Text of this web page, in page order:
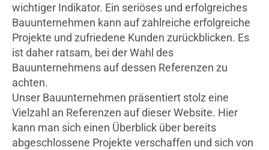
wichtiger Indikator. Ein seriöses und erfolgreiches
Bauunternehmen kann auf zahlreiche erfolgreiche
Projekte und zufriedene Kunden zurückblicken. Es
ist daher ratsam, bei der Wahl des
Bauunternehmens auf dessen Referenzen zu
achten.
Unser Bauunternehmen präsentiert stolz eine
Vielzahl an Referenzen auf dieser Website. Hier
kann man sich einen Überblick über bereits
abgeschlossene Projekte verschaffen und sich von